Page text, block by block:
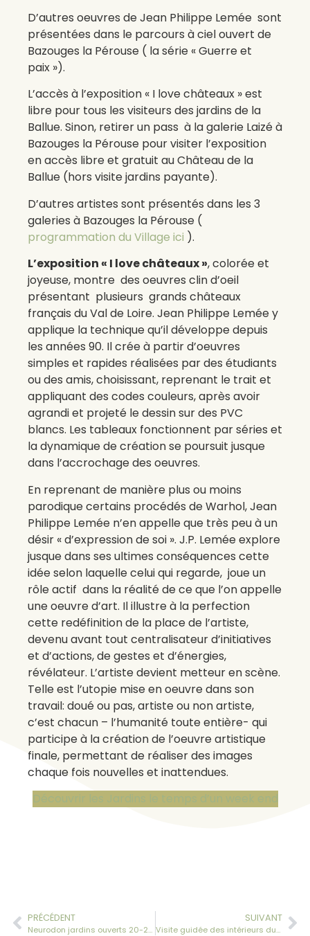
D’autres oeuvres de Jean Philippe Lemée sont
présentées dans le parcours à ciel ouvert de
Bazouges la Pérouse ( la série « Guerre et
paix »).
L’accès à l’exposition « I love châteaux » est
libre pour tous les visiteurs des jardins de la
Ballue. Sinon, retirer un pass à la galerie Laizé à
Bazouges la Pérouse pour visiter l’exposition
en accès libre et gratuit au Château de la
Ballue (hors visite jardins payante).
D’autres artistes sont présentés dans les 3
galeries à Bazouges la Pérouse (
programmation du Village ici ).
L’exposition « I love châteaux », colorée et
joyeuse, montre des oeuvres clin d’oeil
présentant plusieurs grands châteaux
français du Val de Loire. Jean Philippe Lemée y
applique la technique qu’il développe depuis
les années 90. Il crée à partir d’oeuvres
simples et rapides réalisées par des étudiants
ou des amis, choisissant, reprenant le trait et
appliquant des codes couleurs, après avoir
agrandi et projeté le dessin sur des PVC
blancs. Les tableaux fonctionnent par séries et
la dynamique de création se poursuit jusque
dans l’accrochage des oeuvres.
En reprenant de manière plus ou moins
parodique certains procédés de Warhol, Jean
Philippe Lemée n’en appelle que très peu à un
désir « d’expression de soi ». J.P. Lemée explore
jusque dans ses ultimes conséquences cette
idée selon laquelle celui qui regarde, joue un
rôle actif dans la réalité de ce que l’on appelle
une oeuvre d’art. Il illustre à la perfection
cette redéfinition de la place de l’artiste,
devenu avant tout centralisateur d’initiatives
et d’actions, de gestes et d’énergies,
révélateur. L’artiste devient metteur en scène.
Telle est l’utopie mise en oeuvre dans son
travail: doué ou pas, artiste ou non artiste,
c’est chacun – l’humanité toute entière- qui
participe à la création de l’oeuvre artistique
finale, permettant de réaliser des images
chaque fois nouvelles et inattendues.
Découvrir les Jardins le temps d’un week end
PRÉCÉDENT
Neurodon jardins ouverts 20-21 juin 2020
SUIVANT
Visite guidée des intérieurs du château de la Ballue (nouveauté été 2020)